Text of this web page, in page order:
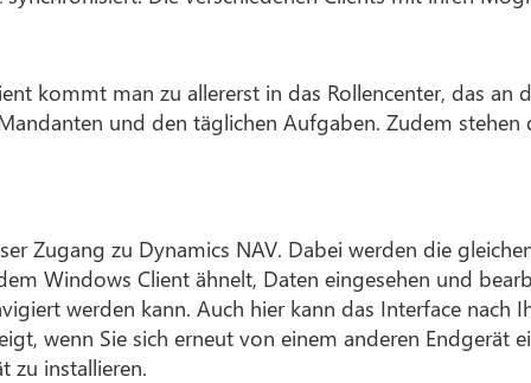
kommt man zu allererst in das Rollencenter, das an
und den täglichen Aufgaben. Zudem stehen
Zugang zu Dynamics NAV. Dabei werden die
Windows Client ähnelt, Daten eingesehen und
werden kann. Auch hier kann das Interface nach
wenn Sie sich erneut von einem anderen Endgerät
zu installieren.